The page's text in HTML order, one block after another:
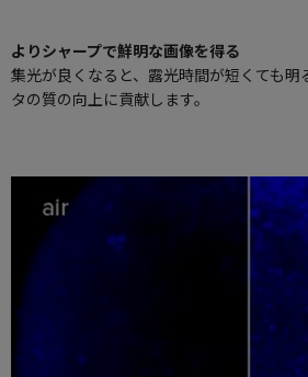
よりシャープで鮮明な画像を得る
集光が良くなると、露光時間が短くても明
タの質の向上に貢献します。